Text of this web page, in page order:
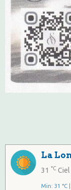
La
31 °C
Min: 31 °C